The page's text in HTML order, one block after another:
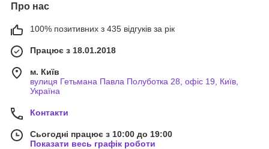
Про нас
100% позитивних з 435 відгуків за рік
Працює з 18.01.2018
м. Київ
вулиця Гетьмана Павла Полуботка 28, офіс 19, Київ,
Україна
Контакти
Сьогодні працює з 10:00 до 19:00
Показати весь графік роботи